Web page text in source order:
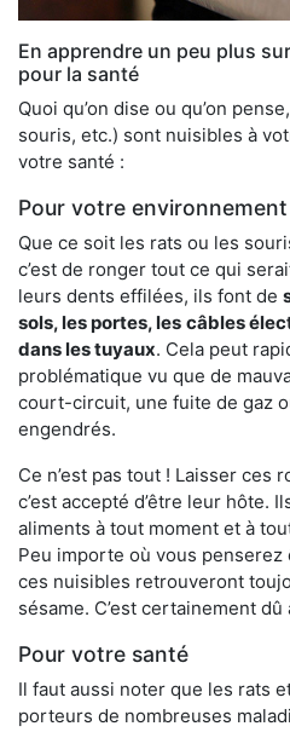
En apprendre un peu plus
pour la santé
Quoi qu’on dise ou qu’on
souris, etc.) sont nuisibles à
votre santé :
Pour votre environnement
Que ce soit les rats ou les
c’est de ronger tout ce qui
leurs dents effilées, ils font de
sols, les portes, les câbles
dans les tuyaux. Cela peut
problématique vu que de
court-circuit, une fuite de gaz
engendrés.
Ce n’est pas tout ! Laisser ces
c’est accepté d’être leur hôte.
aliments à tout moment et à
Peu importe où vous
ces nuisibles retrouveront
sésame. C’est certainement dû
Pour votre santé
Il faut aussi noter que les rats
porteurs de nombreuses